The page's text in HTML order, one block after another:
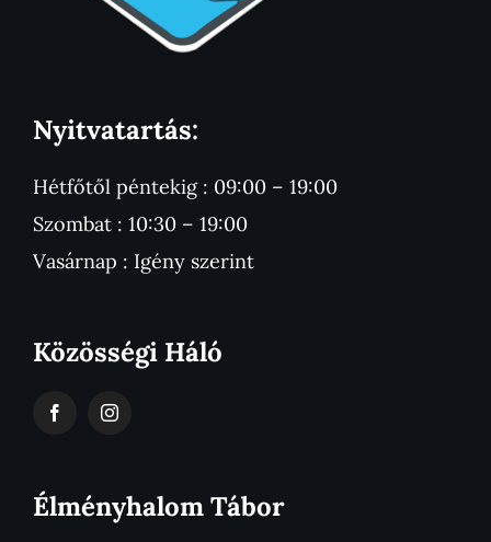
Nyitvatartás:
Hétfőtől péntekig : 09:00 – 19:00
Szombat : 10:30 – 19:00
Vasárnap : Igény szerint
Közösségi Háló
Élményhalom Tábor